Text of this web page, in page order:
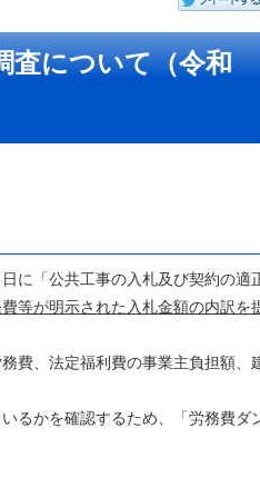
査について（令和
に「公共工事の入札及び契約の適
等が明示された入札金額の内訳を
費、法定福利費の事業主負担額、
るかを確認するため、「労務費ダ